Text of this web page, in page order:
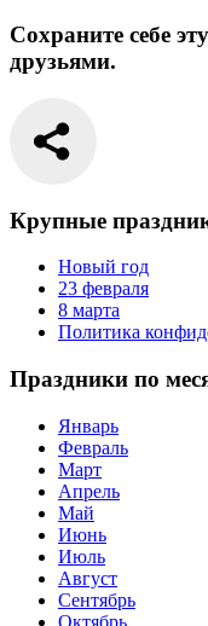
Сохраните себе
друзьями.
Крупные
Новый год
23 февраля
8 марта
Политика
Праздники по
Январь
Февраль
Март
Апрель
Май
Июнь
Июль
Август
Сентябрь
Октябрь